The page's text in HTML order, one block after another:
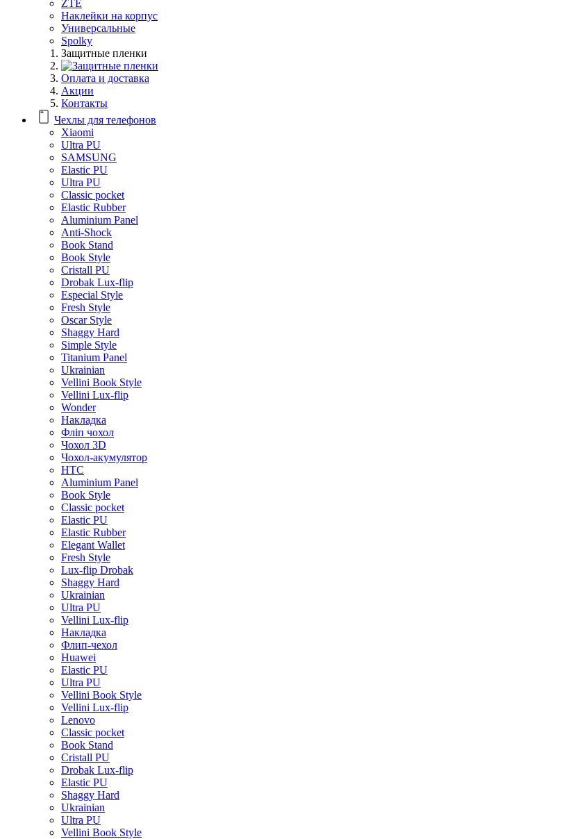
ZTE
Наклейки на корпус
Универсальные
Spolky
Защитные пленки
Оплата и доставка
Акции
Контакты
Чехлы для телефонов
Xiaomi
Ultra PU
SAMSUNG
Elastic PU
Ultra PU
Classic pocket
Elastic Rubber
Aluminium Panel
Anti-Shock
Book Stand
Book Style
Cristall PU
Drobak Lux-flip
Especial Style
Fresh Style
Oscar Style
Shaggy Hard
Simple Style
Titanium Panel
Ukrainian
Vellini Book Style
Vellini Lux-flip
Wonder
Накладка
Фліп чохол
Чохол 3D
Чохол-акумулятор
HTC
Aluminium Panel
Book Style
Classic pocket
Elastic PU
Elastic Rubber
Elegant Wallet
Fresh Style
Lux-flip Drobak
Shaggy Hard
Ukrainian
Ultra PU
Vellini Lux-flip
Накладка
Флип-чехол
Huawei
Elastic PU
Ultra PU
Vellini Book Style
Vellini Lux-flip
Lenovo
Classic pocket
Book Stand
Cristall PU
Drobak Lux-flip
Elastic PU
Shaggy Hard
Ukrainian
Ultra PU
Vellini Book Style